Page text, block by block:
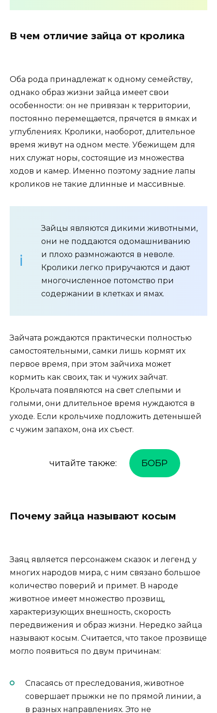
В чем отличие зайца от кролика
Оба рода принадлежат к одному семейству,
однако образ жизни зайца имеет свои
особенности: он не привязан к территории,
постоянно перемещается, прячется в ямках и
углублениях. Кролики, наоборот, длительное
время живут на одном месте. Убежищем для
них служат норы, состоящие из множества
ходов и камер. Именно поэтому задние лапы
кроликов не такие длинные и массивные.
Зайцы являются дикими животными,
они не поддаются одомашниванию
и плохо размножаются в неволе.
Кролики легко приручаются и дают
многочисленное потомство при
содержании в клетках и ямах.
Зайчата рождаются практически полностью
самостоятельными, самки лишь кормят их
первое время, при этом зайчиха может
кормить как своих, так и чужих зайчат.
Крольчата появляются на свет слепыми и
голыми, они длительное время нуждаются в
уходе. Если крольчихе подложить детенышей
с чужим запахом, она их съест.
читайте также: БОБР
Почему зайца называют косым
Заяц является персонажем сказок и легенд у
многих народов мира, с ним связано большое
количество поверий и примет. В народе
животное имеет множество прозвищ,
характеризующих внешность, скорость
передвижения и образ жизни. Нередко зайца
называют косым. Считается, что такое прозвище
могло появиться по двум причинам:
Спасаясь от преследования, животное
совершает прыжки не по прямой линии, а
в разных направлениях. Это не